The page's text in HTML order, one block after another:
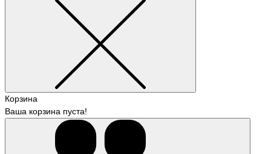
Корзина
Ваша корзина пуста!